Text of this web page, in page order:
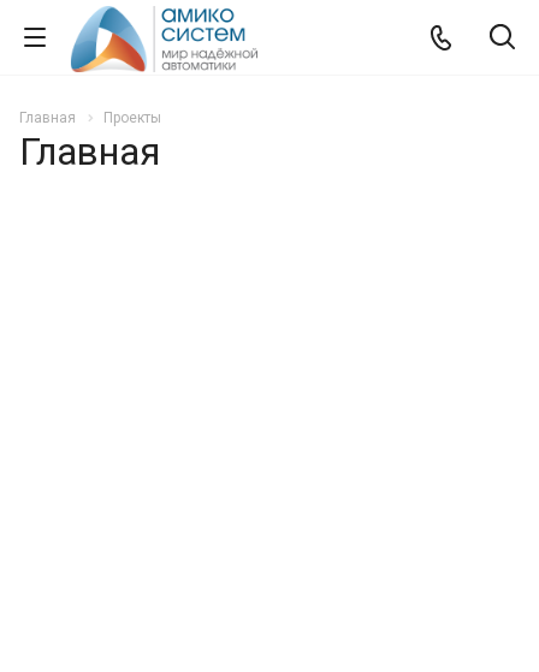
Главная Проекты
Главная